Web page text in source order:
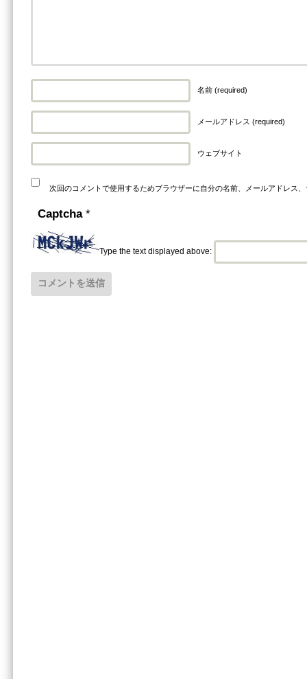
名前 (required)
メールアドレス (required)
ウェブサイト
次回のコメントで使用するためブラウザーに自分の名前、メールアドレス
Captcha *
Type the text displayed above: